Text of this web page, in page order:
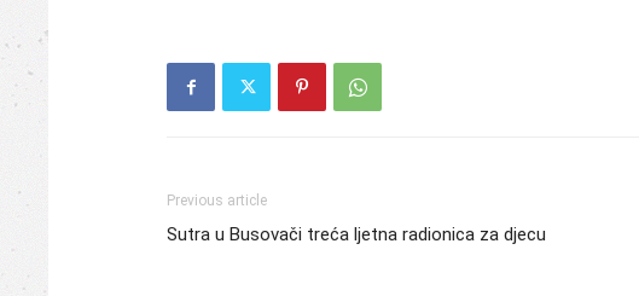
Previous article
Sutra u Busovači treća ljetna radionica za djecu